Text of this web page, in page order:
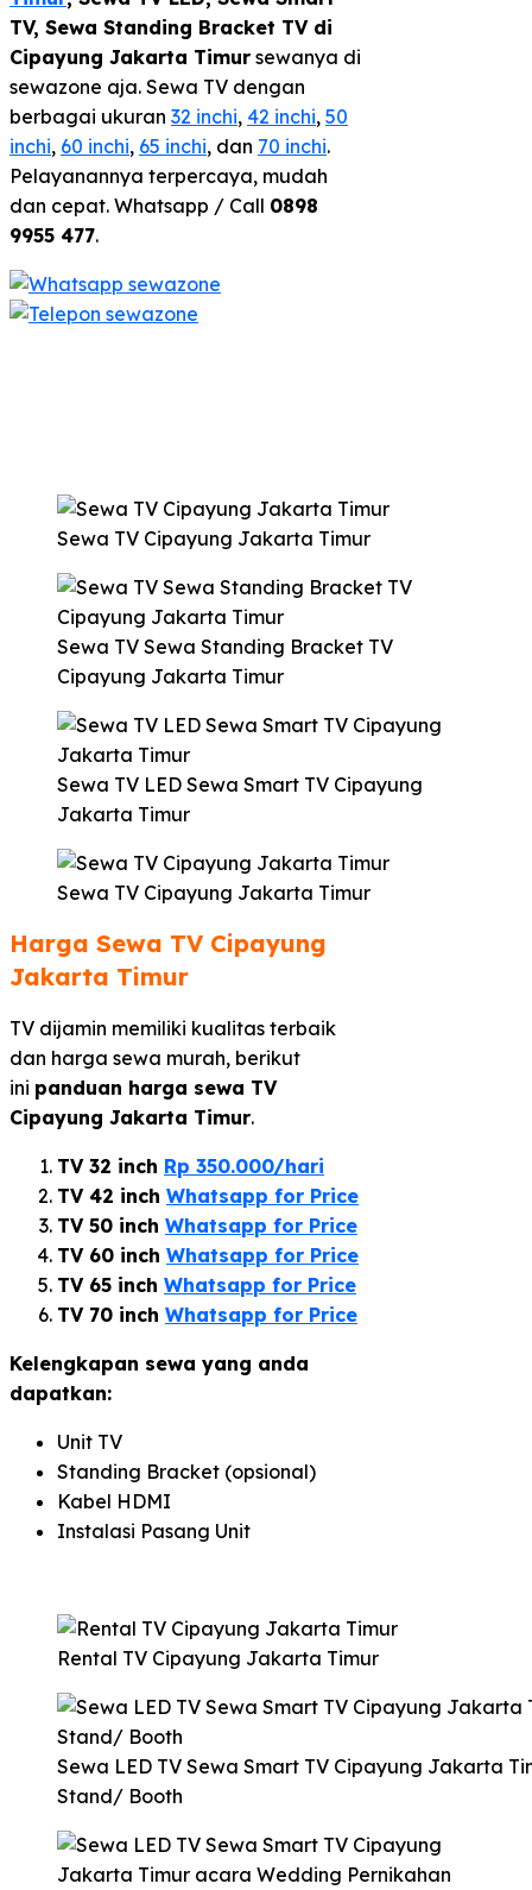
TV, Sewa Standing Bracket TV di
Cipayung Jakarta Timur sewanya di
sewazone aja. Sewa TV dengan
berbagai ukuran 32 inchi, 42 inchi, 50
inchi, 60 inchi, 65 inchi, dan 70 inchi.
Pelayanannya terpercaya, mudah
dan cepat. Whatsapp / Call 0898
9955 477.
Sewa TV Cipayung Jakarta Timur
Sewa TV Sewa Standing Bracket TV
Cipayung Jakarta Timur
Sewa TV LED Sewa Smart TV Cipayung
Jakarta Timur
Sewa TV Cipayung Jakarta Timur
Harga Sewa TV Cipayung
Jakarta Timur
TV dijamin memiliki kualitas terbaik
dan harga sewa murah, berikut
ini panduan harga sewa TV
Cipayung Jakarta Timur.
TV 32 inch Rp 350.000/hari
TV 42 inch Whatsapp for Price
TV 50 inch Whatsapp for Price
TV 60 inch Whatsapp for Price
TV 65 inch Whatsapp for Price
TV 70 inch Whatsapp for Price
Kelengkapan sewa yang anda
dapatkan:
Unit TV
Standing Bracket (opsional)
Kabel HDMI
Instalasi Pasang Unit
Rental TV Cipayung Jakarta Timur
Sewa LED TV Sewa Smart TV Cipayung Jakarta
Stand/ Booth